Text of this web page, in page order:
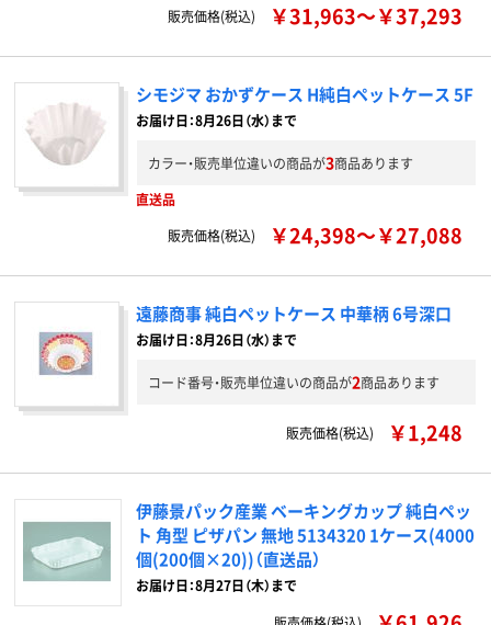
販売価格(税込)
￥31,963～￥37,293
シモジマ おかずケース H純白ペットケース 5F
お届け日：8月26日（水）まで
カラー・販売単位違いの商品が3商品あります
直送品
販売価格(税込)
￥24,398～￥27,088
遠藤商事 純白ペットケース 中華柄 6号深口
お届け日：8月26日（水）まで
コード番号・販売単位違いの商品が2商品あります
販売価格(税込) ￥1,248
伊藤景パック産業 ベーキングカップ 純白ペッ
ト 角型 ピザパン 無地 5134320 1ケース(4000
個(200個×20))（直送品）
お届け日：8月27日（木）まで